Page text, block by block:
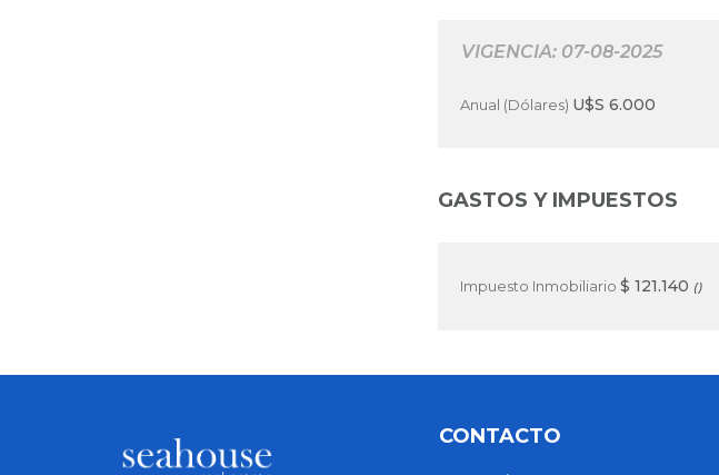
VIGENCIA: 07-08-2025
Anual (Dólares) U$S 6.000
GASTOS Y IMPUESTOS
Impuesto Inmobiliario$ 121.140 ()
CONTACTO